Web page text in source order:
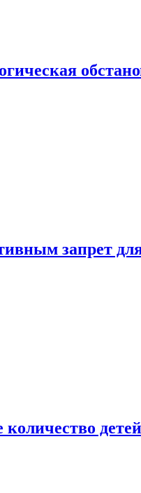
запрет
количество